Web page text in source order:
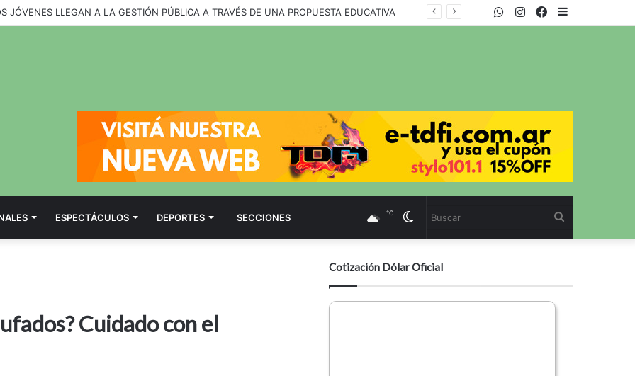
JÓVENES LLEGAN A LA GESTIÓN PÚBLICA A TRAVÉS DE UNA PROPUESTA EDUCATIVA Facebook
Twitter
Instagram
WhatsApp
ESPECTÁCULOS DEPORTES SECCIONES Cambiar
modo
℃
Cuidado con el
Cotización Dólar Oficial